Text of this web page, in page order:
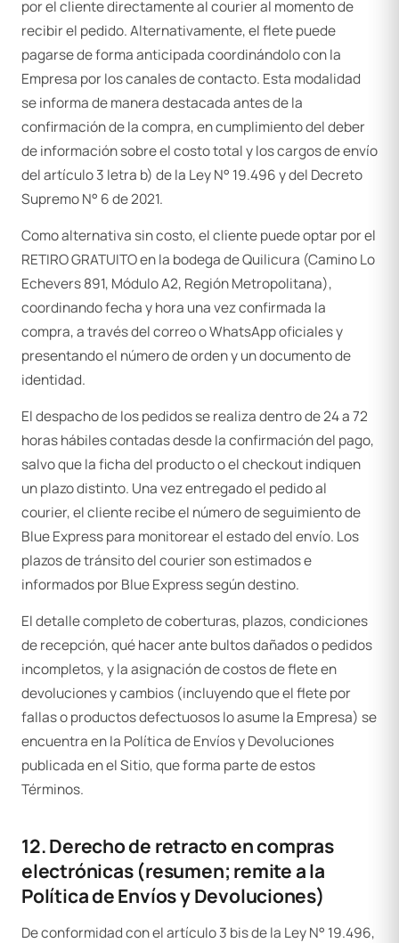
por el cliente directamente al courier al momento de
recibir el pedido. Alternativamente, el flete puede
pagarse de forma anticipada coordinándolo con la
Empresa por los canales de contacto. Esta modalidad
se informa de manera destacada antes de la
confirmación de la compra, en cumplimiento del deber
de información sobre el costo total y los cargos de envío
del artículo 3 letra b) de la Ley N° 19.496 y del Decreto
Supremo N° 6 de 2021.
Como alternativa sin costo, el cliente puede optar por el
RETIRO GRATUITO en la bodega de Quilicura (Camino Lo
Echevers 891, Módulo A2, Región Metropolitana),
coordinando fecha y hora una vez confirmada la
compra, a través del correo o WhatsApp oficiales y
presentando el número de orden y un documento de
identidad.
El despacho de los pedidos se realiza dentro de 24 a 72
horas hábiles contadas desde la confirmación del pago,
salvo que la ficha del producto o el checkout indiquen
un plazo distinto. Una vez entregado el pedido al
courier, el cliente recibe el número de seguimiento de
Blue Express para monitorear el estado del envío. Los
plazos de tránsito del courier son estimados e
informados por Blue Express según destino.
El detalle completo de coberturas, plazos, condiciones
de recepción, qué hacer ante bultos dañados o pedidos
incompletos, y la asignación de costos de flete en
devoluciones y cambios (incluyendo que el flete por
fallas o productos defectuosos lo asume la Empresa) se
encuentra en la Política de Envíos y Devoluciones
publicada en el Sitio, que forma parte de estos
Términos.
12. Derecho de retracto en compras
electrónicas (resumen; remite a la
Política de Envíos y Devoluciones)
De conformidad con el artículo 3 bis de la Ley N° 19.496,